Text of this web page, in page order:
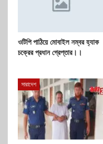
ওটিপি পাঠিয়ে মোবাইল নম্বর হ্যাক
চক্রের প্রধান গ্রেপ্তার।।
সারাদেশ